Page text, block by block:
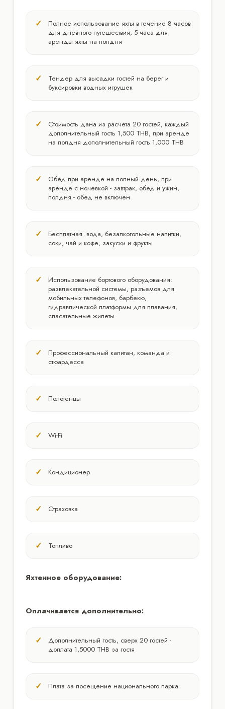
Полное использование яхты в течение 8 часов
для дневного путешествия, 5 часа для
аренды яхты на полдня
Тендер для высадки гостей на берег и
буксировки водных игрушек
Стоимость дана из расчета 20 гостей, каждый
дополнительный гость 1,500 THB, при аренде
на полдня дополнительный гость 1,000 THB
Обед при аренде на полный день, при
аренде с ночевкой - завтрак, обед и ужин,
полдня - обед не включен
Бесплатная вода, безалкогольные напитки,
соки, чай и кофе, закуски и фрукты
Использование бортового оборудования:
развлекательной системы, разъемов для
мобильных телефонов, барбекю,
гидравлической платформы для плавания,
спасательные жилеты
Профессиональный капитан, команда и
стюардесса
Полотенцы
Wi-Fi
Кондиционер
Страховка
Топливо
Яхтенное оборудование:
Оплачивается дополнительно:
Дополнительный гость, сверх 20 гостей -
доплата 1,5000 THB за гостя
Плата за посещение национального парка